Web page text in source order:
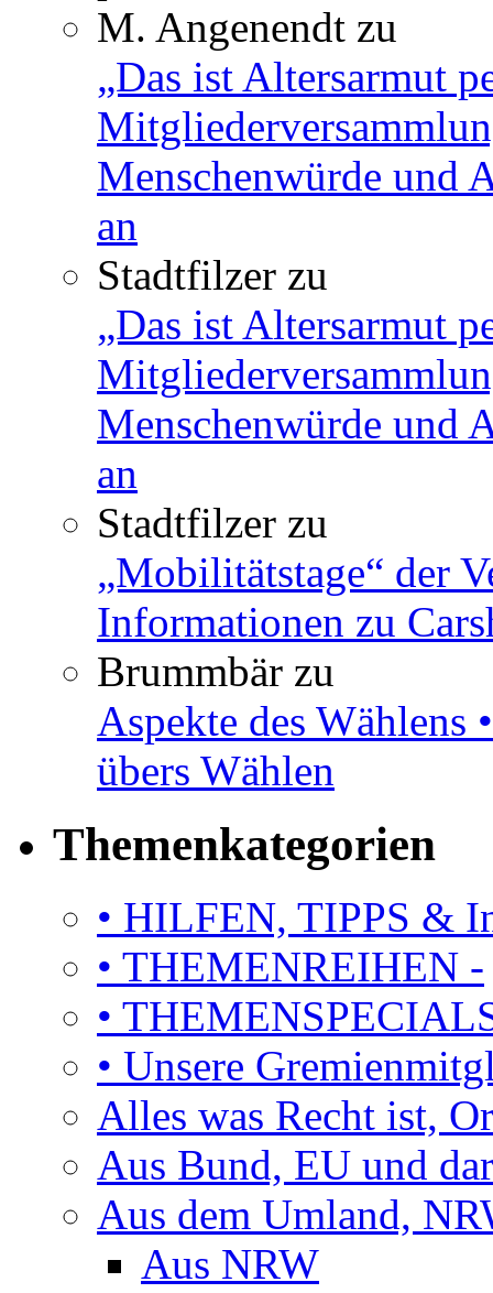
M. Angenendt zu
„Das ist Altersarmut
Menschenwürde und
an
Stadtfilzer zu
„Das ist Altersarmut
Menschenwürde und
an
Stadtfilzer zu
„Mobilitätstage“ der
Informationen zu
Brummbär zu
Aspekte des
übers Wählen
Themenkategorien
• HILFEN, TIPPS &
• THEMENREIHEN -
•
• Unsere
Alles was Recht ist,
Aus Bund, EU und
Aus dem Umland,
Aus NRW